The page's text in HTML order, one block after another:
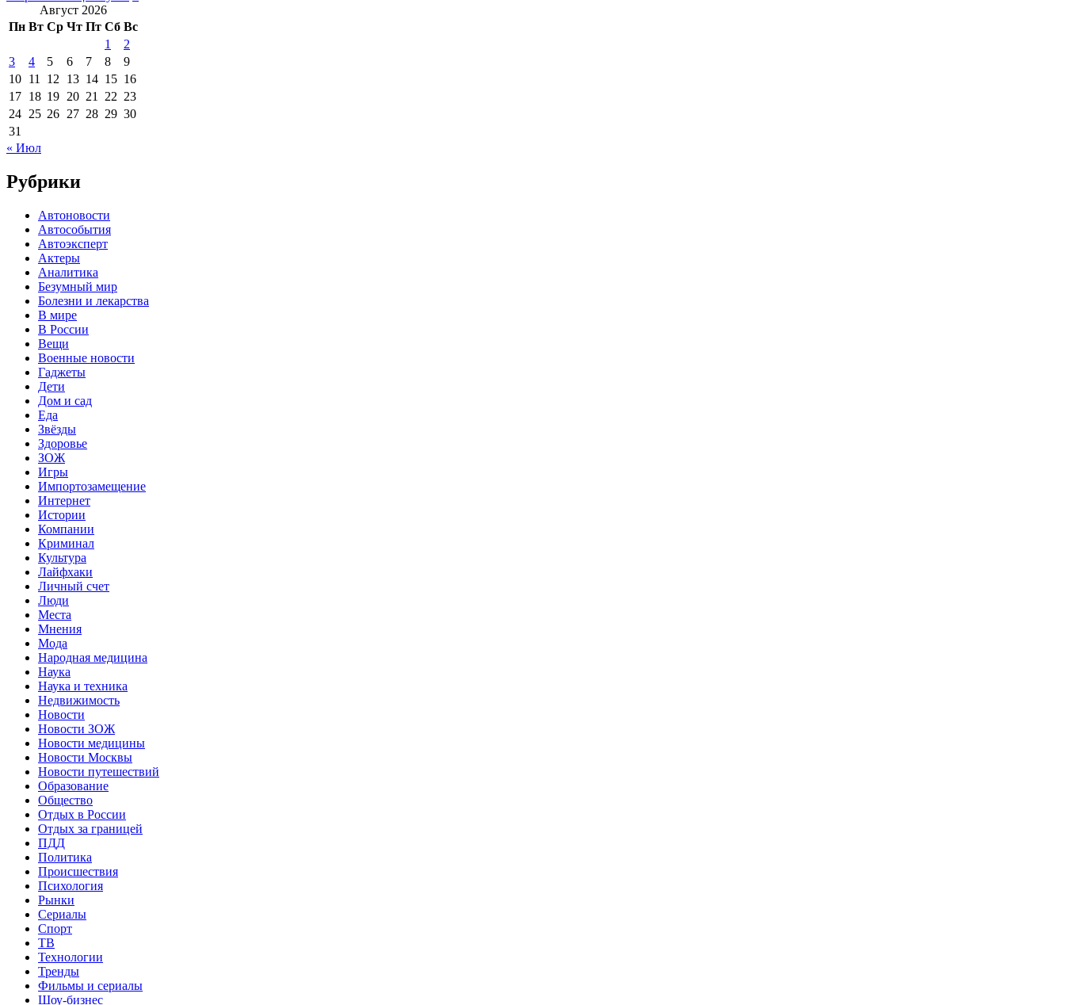
Август 2026
Пн Вт Ср Чт Пт Сб Вс
1
2
3
4 5 6 7 8
9
10 11 12 13 14 15 16
17 18 19 20 21 22 23
24 25 26 27 28 29 30
31
« Июл
Рубрики
Автоновости
Автособытия
Автоэксперт
Актеры
Аналитика
Безумный мир
Болезни и лекарства
В мире
В России
Вещи
Военные новости
Гаджеты
Дети
Дом и сад
Еда
Звёзды
Здоровье
ЗОЖ
Игры
Импортозамещение
Интернет
Истории
Компании
Криминал
Культура
Лайфхаки
Личный счет
Люди
Места
Мнения
Мода
Народная медицина
Наука
Наука и техника
Недвижимость
Новости
Новости ЗОЖ
Новости медицины
Новости Москвы
Новости путешествий
Образование
Общество
Отдых в России
Отдых за границей
ПДД
Политика
Происшествия
Психология
Рынки
Сериалы
Спорт
ТВ
Технологии
Тренды
Фильмы и сериалы
Шоу-бизнес